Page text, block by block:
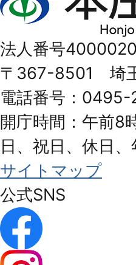
庄
Honjo
City
法人番号
〒367-8501 埼
電話番号：0495-
開庁時間：午前8
日、祝日、休日、
サイトマップ
公式SNS